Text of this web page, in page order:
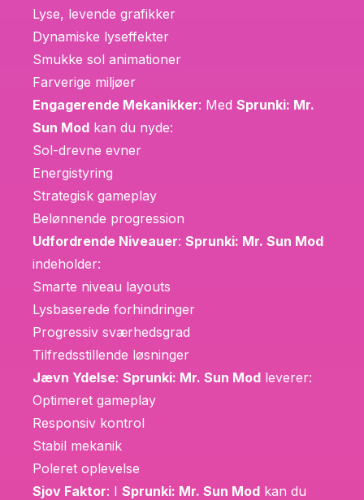
Lyse, levende grafikker
Dynamiske lyseffekter
Smukke sol animationer
Farverige miljøer
Engagerende Mekanikker: Med Sprunki: Mr.
Sun Mod kan du nyde:
Sol-drevne evner
Energistyring
Strategisk gameplay
Belønnende progression
Udfordrende Niveauer: Sprunki: Mr. Sun Mod
indeholder:
Smarte niveau layouts
Lysbaserede forhindringer
Progressiv sværhedsgrad
Tilfredsstillende løsninger
Jævn Ydelse: Sprunki: Mr. Sun Mod leverer:
Optimeret gameplay
Responsiv kontrol
Stabil mekanik
Poleret oplevelse
Sjov Faktor: I Sprunki: Mr. Sun Mod kan du